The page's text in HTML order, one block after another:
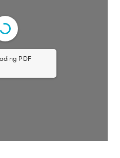
PDF